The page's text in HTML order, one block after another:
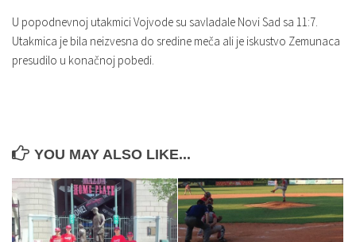
U popodnevnoj utakmici Vojvode su savladale Novi Sad sa 11:7.
Utakmica je bila neizvesna do sredine meča ali je iskustvo Zemunaca
presudilo u konačnoj pobedi.
YOU MAY ALSO LIKE...